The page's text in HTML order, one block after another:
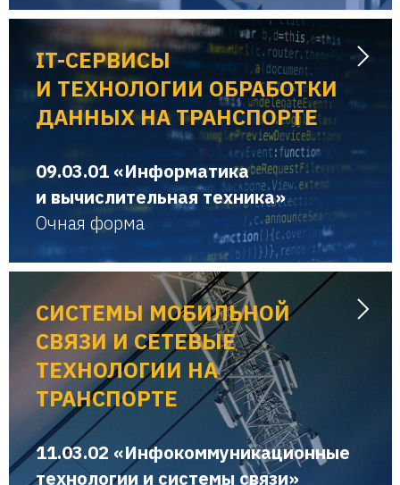
IT-СЕРВИСЫ
И ТЕХНОЛОГИИ ОБРАБОТКИ
ДАННЫХ НА ТРАНСПОРТЕ
09.03.01 «Информатика
и вычислительная техника»
Очная форма
СИСТЕМЫ МОБИЛЬНОЙ
СВЯЗИ И СЕТЕВЫЕ
ТЕХНОЛОГИИ НА
ТРАНСПОРТЕ
11.03.02 «Инфокоммуникационные
технологии и системы связи»